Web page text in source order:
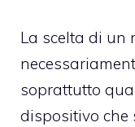
La scelta di un
soprattutto
dispositivo che